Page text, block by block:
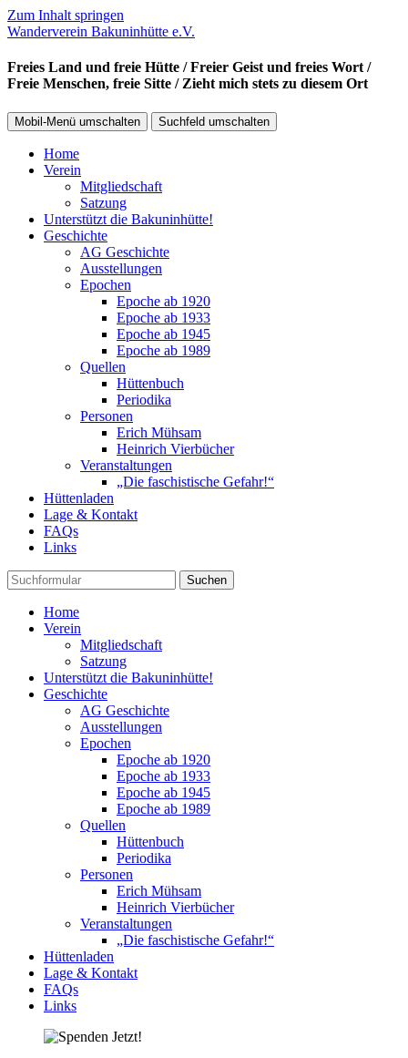
Zum Inhalt springen
Wanderverein Bakuninhütte e.V.
Freies Land und freie Hütte / Freier Geist und freies Wort /
Freie Menschen, freie Sitte / Zieht mich stets zu diesem Ort
Mobil-Menü umschalten Suchfeld umschalten
Home
Verein
Mitgliedschaft
Satzung
Unterstützt die Bakuninhütte!
Geschichte
AG Geschichte
Ausstellungen
Epochen
Epoche ab 1920
Epoche ab 1933
Epoche ab 1945
Epoche ab 1989
Quellen
Hüttenbuch
Periodika
Personen
Erich Mühsam
Heinrich Vierbücher
Veranstaltungen
„Die faschistische Gefahr!“
Hüttenladen
Lage & Kontakt
FAQs
Links
Suchen
Home
Verein
Mitgliedschaft
Satzung
Unterstützt die Bakuninhütte!
Geschichte
AG Geschichte
Ausstellungen
Epochen
Epoche ab 1920
Epoche ab 1933
Epoche ab 1945
Epoche ab 1989
Quellen
Hüttenbuch
Periodika
Personen
Erich Mühsam
Heinrich Vierbücher
Veranstaltungen
„Die faschistische Gefahr!“
Hüttenladen
Lage & Kontakt
FAQs
Links